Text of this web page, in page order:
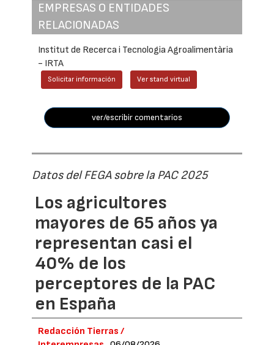
EMPRESAS O ENTIDADES
RELACIONADAS
Institut de Recerca i Tecnologia Agroalimentària
- IRTA
Solicitar información Ver stand virtual
ver/escribir comentarios
Datos del FEGA sobre la PAC 2025
Los agricultores
mayores de 65 años ya
representan casi el
40% de los
perceptores de la PAC
en España
Redacción Tierras /